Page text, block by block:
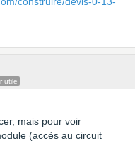
utile
mais pour voir
(accès au circuit